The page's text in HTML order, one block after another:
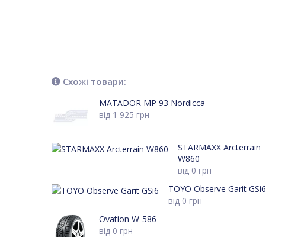
Схожі товари:
MATADOR MP 93 Nordicca
від 1 925 грн
STARMAXX Arcterrain
W860
від 0 грн
TOYO Observe Garit GSi6
від 0 грн
Ovation W-586
від 0 грн